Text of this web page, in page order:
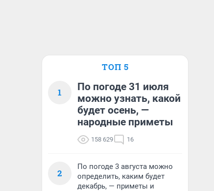
ТОП 5
1
По погоде 31 июля
можно узнать, какой
будет осень, —
народные приметы
158 629 16
2
По погоде 3 августа можно
определить, каким будет
декабрь, — приметы и